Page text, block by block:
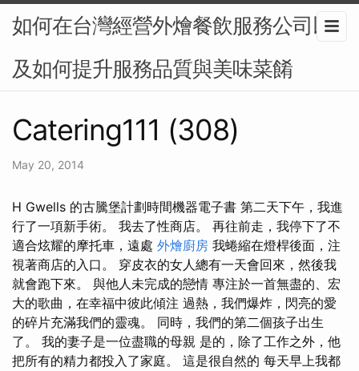
如何在台灣經營外燴餐飲服務公司以
及如何提升服務品質與美味菜餚
Catering111 (308)
May 20, 2014
H Gwells 的古騰堡計劃時間機器電子書 第二天下午，我進
行了一項新手術。 我去了性商店。 再往前走，我停下了不
適合炫耀的摩托車，遠處 外燴廚房 我蜷縮在燈桿後面，注
視著商店的入口。 穿皮衣的女人總有一天會回來，然後我
就會跑下來。 與他人未完成的戀情 專注於一首無盡的、宏
大的歌曲，在幸福中彼此傾注 過熱，我們爆炸，閃亮的愛
的碎片充滿我們的靈魂。 同時，我們的第二個孩子出生
了。 我的妻子是一位盡職的母親 是的，除了工作之外，他
把所有的精力都投入了家庭。 這是很自然的 每天早上我都